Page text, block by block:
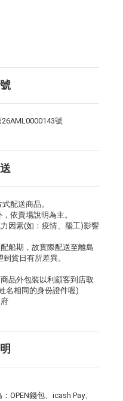
號
配送商品。
依賣場說明為主。
因素(如：疫情、罷工)影響
船期，故實際配送至離島
貨日有所差異。
品外包裝以利顧客到店取
名相同的身份證件喔)
OPEN錢包、icash Pay、